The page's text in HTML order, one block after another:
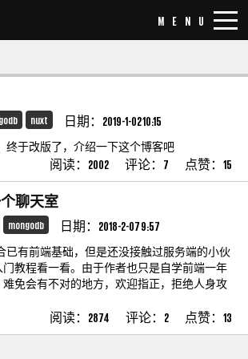
MENU
nuxt 日期：2019-1-02 10:15
终于改版了，介绍一下这个博客吧
点赞：15
评论：7
阅读：2002
个聊天室
mongodb 日期：2018-2-07 9:57
已有前端基础，但是还没接触过服务端的小伙
门教程看一看。由于作者也只是自学前端一年
难免会有不对的地方，欢迎指正，拒绝人身攻
点赞：13
评论：2
阅读：2874